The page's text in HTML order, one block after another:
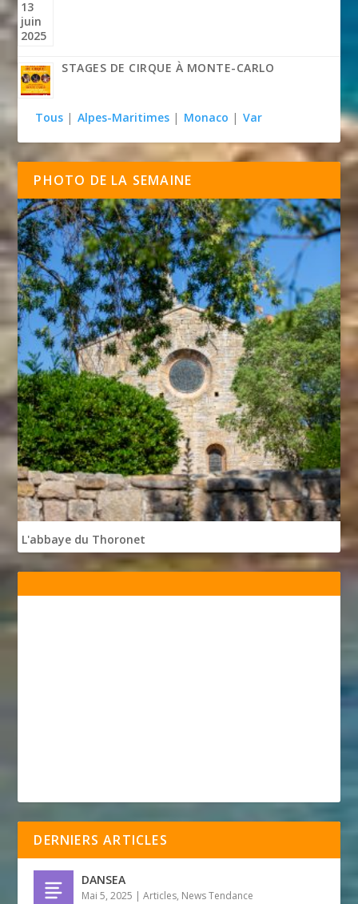
STAGES DE CIRQUE À MONTE-CARLO
Tous | Alpes-Maritimes | Monaco | Var
PHOTO DE LA SEMAINE
L'abbaye du Thoronet
DERNIERS ARTICLES
DANSEA
Mai 5, 2025 |Articles, News Tendance